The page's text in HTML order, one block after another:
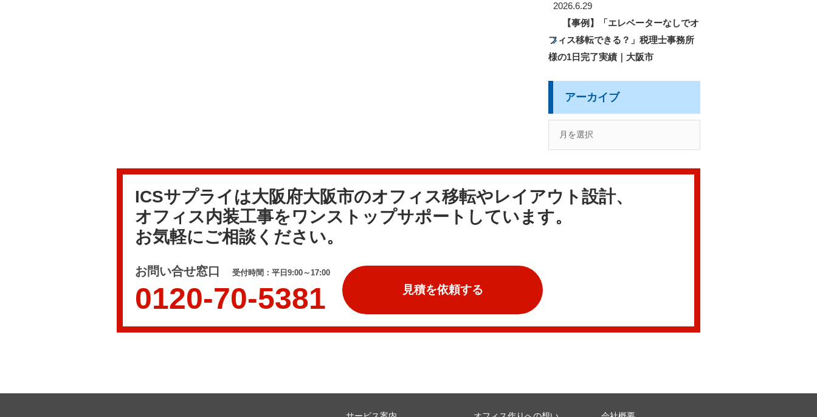
2026.6.29
【事例】「エレベーターなしでオ
フィス移転できる？」税理士事務所
様の1日完了実績｜大阪市
アーカイブ
ICSサプライは大阪府大阪市のオフィス移転やレイアウト設計、
オフィス内装工事をワンストップサポートしています。
お気軽にご相談ください。
お問い合せ窓口 受付時間：平日9:00～17:00
0120-70-5381 見積を依頼する